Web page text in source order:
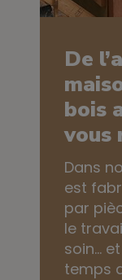
De
bois
vous
Dans
est
par
le
soin…
temps